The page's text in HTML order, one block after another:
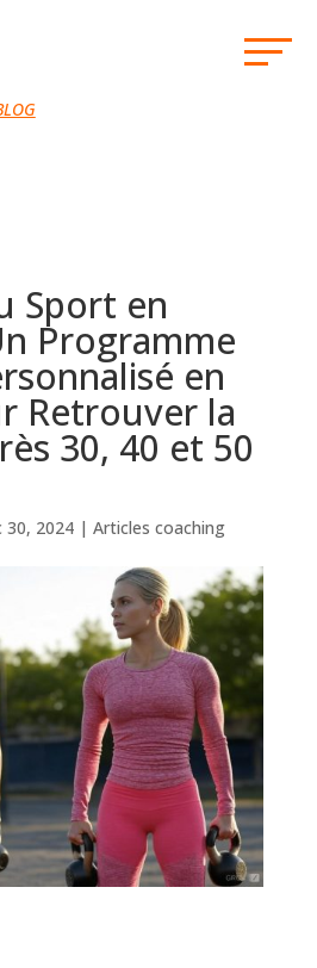
Sport en
Programme
en
Retrouver la
30, 40 et 50
30, 2024| Articles coaching